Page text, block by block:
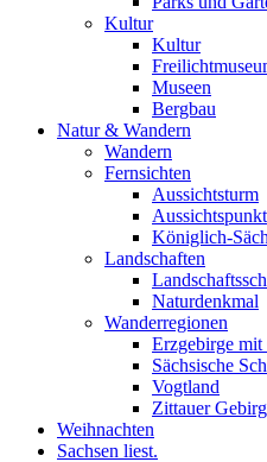
Kultur
Kultur
Museen
Bergbau
Natur & Wandern
Wandern
Fernsichten
Aussichtsturm
Aussichtspunkt
Königlich-
Landschaften
Naturdenkmal
Wanderregionen
Erzgebirge
Sächsische
Vogtland
Zittauer
Weihnachten
Sachsen liest.